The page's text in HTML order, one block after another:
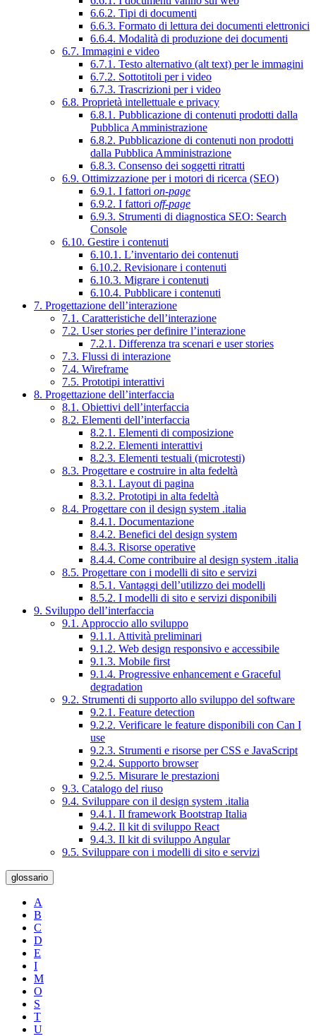
6.6.2. Tipi di documenti
6.6.3. Formato di lettura dei documenti elettronici
6.6.4. Modalità di produzione dei documenti
6.7. Immagini e video
6.7.1. Testo alternativo (alt text) per le immagini
6.7.2. Sottotitoli per i video
6.7.3. Trascrizioni per i video
6.8. Proprietà intellettuale e privacy
6.8.1. Pubblicazione di contenuti prodotti dalla
Pubblica Amministrazione
6.8.2. Pubblicazione di contenuti non prodotti
dalla Pubblica Amministrazione
6.8.3. Consenso dei soggetti ritratti
6.9. Ottimizzazione per i motori di ricerca (SEO)
6.9.1. I fattori on-page
6.9.2. I fattori off-page
6.9.3. Strumenti di diagnostica SEO: Search
Console
6.10. Gestire i contenuti
6.10.1. L’inventario dei contenuti
6.10.2. Revisionare i contenuti
6.10.3. Migrare i contenuti
6.10.4. Pubblicare i contenuti
7. Progettazione dell’interazione
7.1. Caratteristiche dell’interazione
7.2. User stories per definire l’interazione
7.2.1. Differenza tra scenari e user stories
7.3. Flussi di interazione
7.4. Wireframe
7.5. Prototipi interattivi
8. Progettazione dell’interfaccia
8.1. Obiettivi dell’interfaccia
8.2. Elementi dell’interfaccia
8.2.1. Elementi di composizione
8.2.2. Elementi interattivi
8.2.3. Elementi testuali (microtesti)
8.3. Progettare e costruire in alta fedeltà
8.3.1. Layout di pagina
8.3.2. Prototipi in alta fedeltà
8.4. Progettare con il design system .italia
8.4.1. Documentazione
8.4.2. Benefici del design system
8.4.3. Risorse operative
8.4.4. Come contribuire al design system .italia
8.5. Progettare con i modelli di sito e servizi
8.5.1. Vantaggi dell’utilizzo dei modelli
8.5.2. I modelli di sito e servizi disponibili
9. Sviluppo dell’interfaccia
9.1. Approccio allo sviluppo
9.1.1. Attività preliminari
9.1.2. Web design responsivo e accessibile
9.1.3. Mobile first
9.1.4. Progressive enhancement e Graceful
degradation
9.2. Strumenti di supporto allo sviluppo del software
9.2.1. Feature detection
9.2.2. Verificare le feature disponibili con Can I
use
9.2.3. Strumenti e risorse per CSS e JavaScript
9.2.4. Supporto browser
9.2.5. Misurare le prestazioni
9.3. Catalogo del riuso
9.4. Sviluppare con il design system .italia
9.4.1. Il framework Bootstrap Italia
9.4.2. Il kit di sviluppo React
9.4.3. Il kit di sviluppo Angular
9.5. Sviluppare con i modelli di sito e servizi
glossario
A
B
C
D
E
I
M
O
S
T
U